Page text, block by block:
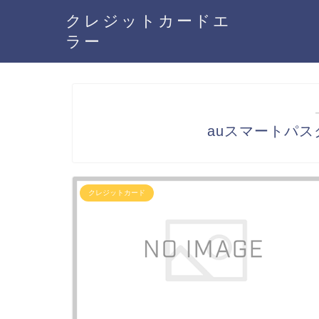
クレジットカードエ
ラー
auスマートパス
クレジットカード